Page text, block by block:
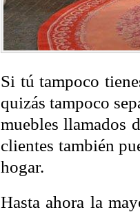
Si tú tampoco
quizás tampoco
muebles llamados
clientes también
hogar.
Hasta ahora la